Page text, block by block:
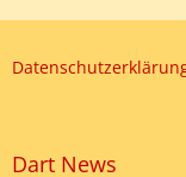
Dart News